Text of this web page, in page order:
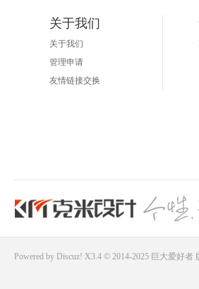
关于我们
关于我们
管理申请
友情链接交换
Powered by Discuz! X3.4 © 2014-2025 巨大爱好者